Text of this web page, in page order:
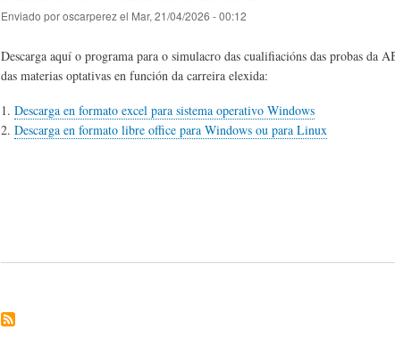
Enviado poroscarperezel Mar, 21/04/2026 - 00:12
Descarga aquí o programa para o simulacro das cualifiacións das probas da
das materias optativas en función da carreira elexida:
Descarga en formato excel para sistema operativo Windows
Descarga en formato libre office para Windows ou para Linux